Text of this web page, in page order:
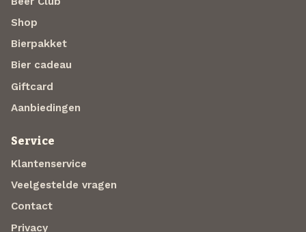
Shop
Bierpakket
Bier cadeau
Giftcard
Aanbiedingen
Service
Klantenservice
Veelgestelde vragen
Contact
Privacy